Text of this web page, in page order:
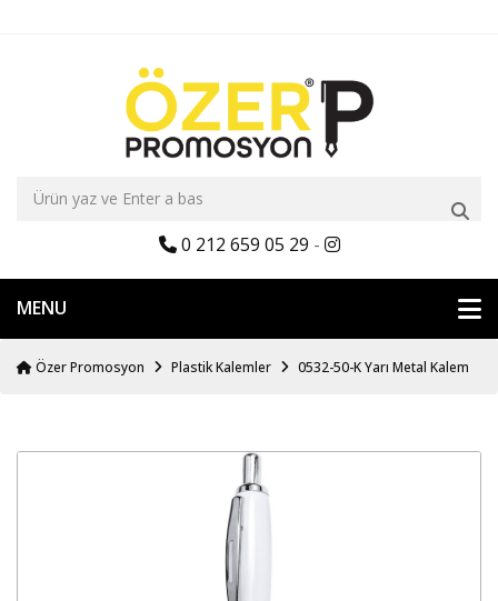
0 212 659 05 29 -
MENU
Özer Promosyon Plastik Kalemler 0532-50-K Yarı Metal Kalem